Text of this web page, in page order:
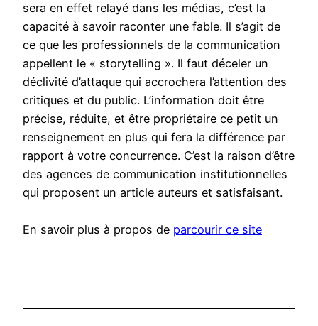
sera en effet relayé dans les médias, c’est la
capacité à savoir raconter une fable. Il s’agit de
ce que les professionnels de la communication
appellent le « storytelling ». Il faut déceler un
déclivité d’attaque qui accrochera l’attention des
critiques et du public. L’information doit être
précise, réduite, et être propriétaire ce petit un
renseignement en plus qui fera la différence par
rapport à votre concurrence. C’est la raison d’être
des agences de communication institutionnelles
qui proposent un article auteurs et satisfaisant.
En savoir plus à propos de parcourir ce site